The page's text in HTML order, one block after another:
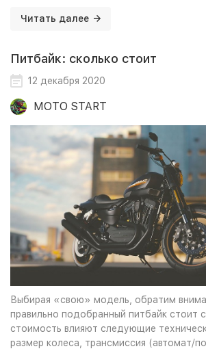
Читать далее
Питбайк: сколько стоит
12 декабря 2020
MOTO START
Выбирая «свою» модель, обратим
правильно подобранный питбайк стоит
стоимость влияют следующие
размер колеса, трансмиссия (автомат/